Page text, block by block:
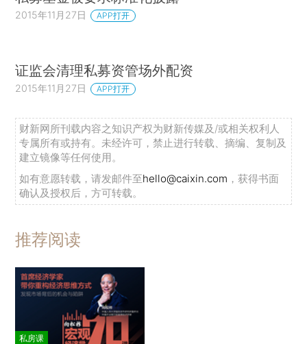
2015年11月27日 APP打开
证监会清理私募资管场外配资
2015年11月27日 APP打开
财新网所刊载内容之知识产权为财新传媒及/或相关权利人
专属所有或持有。未经许可，禁止进行转载、摘编、复制及
建立镜像等任何使用。
如有意愿转载，请发邮件至hello@caixin.com ，获得书面
确认及授权后，方可转载。
推荐阅读
私房课